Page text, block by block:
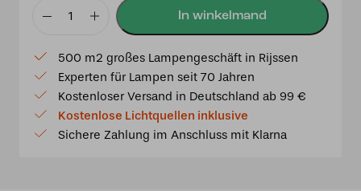
Tiffany
Lovely
Flower
Yellow
Menge
500 m2 großes Lampengeschäft in Rijssen
Experten für Lampen seit 70 Jahren
Kostenloser Versand in Deutschland ab 99 €
Kostenlose Lichtquellen inklusive
Sichere Zahlung im Anschluss mit Klarna